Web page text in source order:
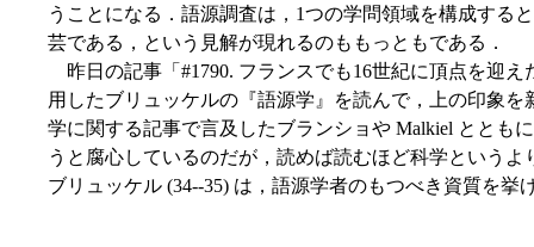
うことになる．語源調査は，1つの学問領域を構成する
芸である，という見解が現れるのももっともである．
昨日の記事「#1790. フランスでも16世紀に頂点を迎え
用したブリュッケルの『語源学』を読んで，上の印象
学に関する記事で言及したブランショや Malkiel ととも
うと腐心しているのだが，読めば読むほど科学という
ブリュッケル (34--35) は，語源学者のもつべき資質を挙